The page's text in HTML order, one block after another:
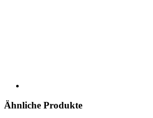
Ähnliche Produkte